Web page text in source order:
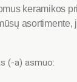
keramikos
(-a) asmuo: